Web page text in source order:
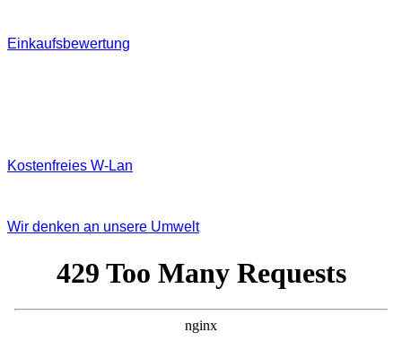
Einkaufsbewertung
Kostenfreies W‐Lan
Wir denken an unsere Umwelt